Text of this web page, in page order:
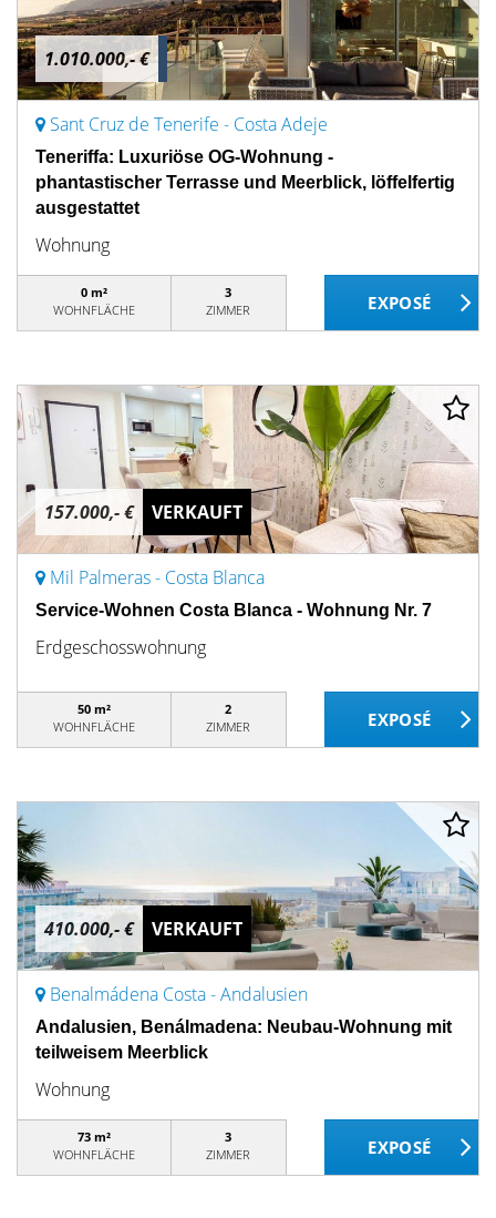
1.010.000,- €
Sant Cruz de Tenerife - Costa Adeje
Teneriffa: Luxuriöse OG-Wohnung -
phantastischer Terrasse und Meerblick, löffelfertig
ausgestattet
Wohnung
0 m²
WOHNFLÄCHE
3
ZIMMER
157.000,- € VERKAUFT
Mil Palmeras - Costa Blanca
Service-Wohnen Costa Blanca - Wohnung Nr. 7
Erdgeschosswohnung
50 m²
WOHNFLÄCHE
2
ZIMMER
410.000,- € VERKAUFT
Benalmádena Costa - Andalusien
Andalusien, Benálmadena: Neubau-Wohnung mit
teilweisem Meerblick
Wohnung
73 m²
WOHNFLÄCHE
3
ZIMMER